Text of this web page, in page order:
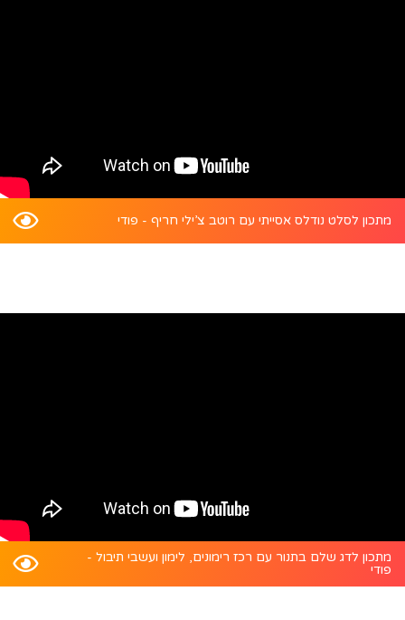
מתכון לסלט נודלס אסייתי עם רוטב צ’ילי חריף - פודי
מתכון לדג שלם בתנור עם רכז רימונים, לימון ועשבי תיבול -
פודי